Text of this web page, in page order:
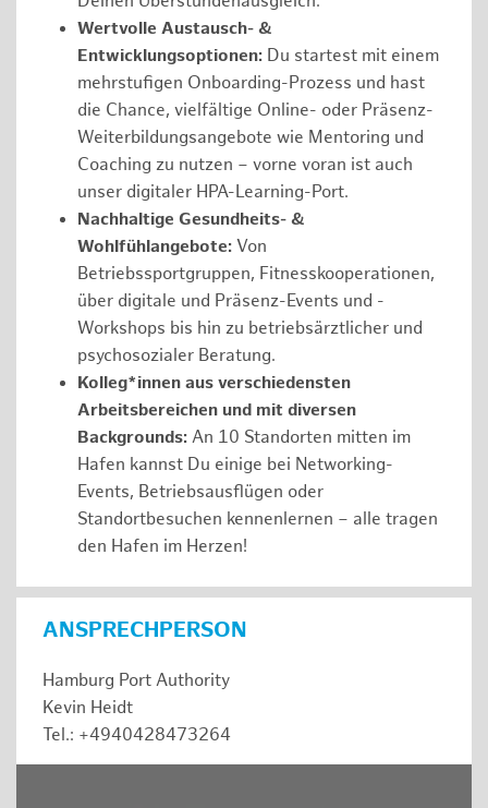
Wertvolle Austausch- &
Entwicklungsoptionen: Du startest mit einem
mehrstufigen Onboarding-Prozess und hast
die Chance, vielfältige Online- oder Präsenz-
Weiterbildungsangebote wie Mentoring und
Coaching zu nutzen – vorne voran ist auch
unser digitaler HPA-Learning-Port.
Nachhaltige Gesundheits- &
Wohlfühlangebote: Von
Betriebssportgruppen, Fitnesskooperationen,
über digitale und Präsenz-Events und -
Workshops bis hin zu betriebsärztlicher und
psychosozialer Beratung.
Kolleg*innen aus verschiedensten
Arbeitsbereichen und mit diversen
Backgrounds: An 10 Standorten mitten im
Hafen kannst Du einige bei Networking-
Events, Betriebsausflügen oder
Standortbesuchen kennenlernen – alle tragen
den Hafen im Herzen!
ANSPRECHPERSON
Hamburg Port Authority
Kevin Heidt
Tel.: +4940428473264